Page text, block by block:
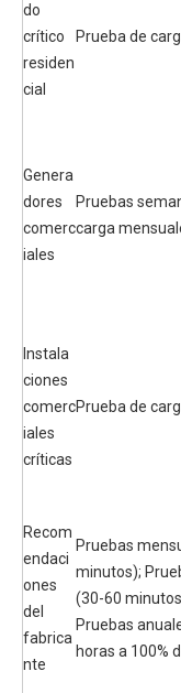
do
crítico
residen
cial
Prueba de
Genera
dores
comerc
iales
Pruebas
carga
Instala
ciones
comerc
iales
críticas
Prueba de
Recom
endaci
ones
del
fabrica
nte
Pruebas
minutos);
(30-60
Pruebas
horas a 100%